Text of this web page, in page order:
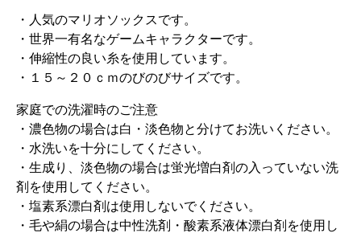
・人気のマリオソックスです。
・世界一有名なゲームキャラクターです。
・伸縮性の良い糸を使用しています。
・１５～２０ｃｍのびのびサイズです。
家庭での洗濯時のご注意
・濃色物の場合は白・淡色物と分けてお洗いください。
・水洗いを十分にしてください。
・生成り、淡色物の場合は蛍光増白剤の入っていない洗
剤を使用してください。
・塩素系漂白剤は使用しないでください。
・毛や絹の場合は中性洗剤・酸素系液体漂白剤を使用し